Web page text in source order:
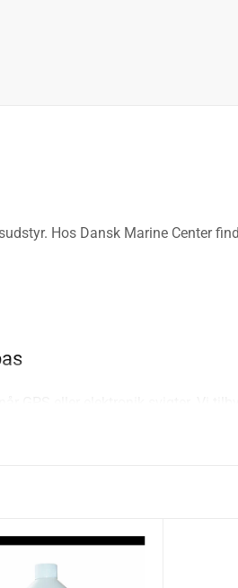
Hos Dansk Marine Center
brug og modstår saltvand, sol og
eller instrumentbord